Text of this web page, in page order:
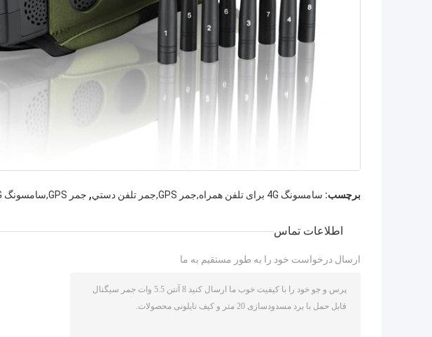
برچسب: سامسونگ 4G برای تلفن همراه,جمر GPS,جمر تلفن دستي , جمر GPS,سامسونگ 4G برای تلفن همراه
اطلاعات تماس
ارسال درخواست خود را به طور مستقیم به ما